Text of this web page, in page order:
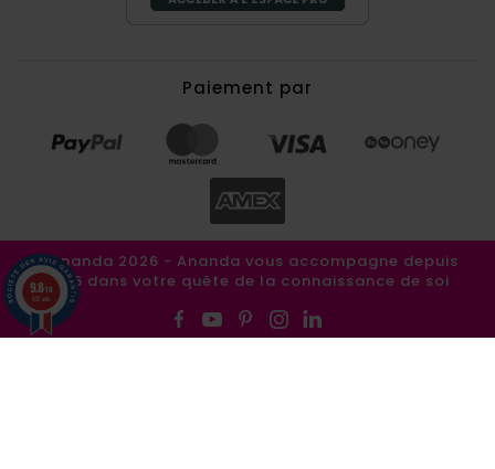
Paiement par
©Ananda 2026 - Ananda vous accompagne depuis
1986 dans votre quête de la connaissance de soi
9.8/10
857 avis